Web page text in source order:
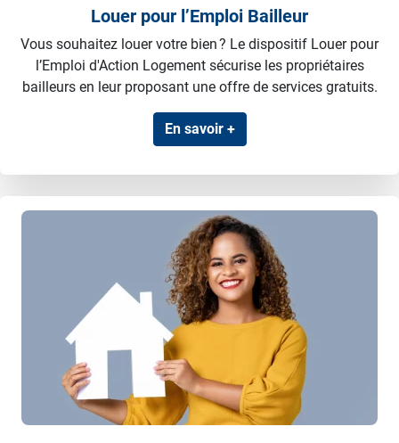
Louer pour l’Emploi Bailleur
Vous souhaitez louer votre bien ? Le dispositif Louer pour
l’Emploi d'Action Logement sécurise les propriétaires
bailleurs en leur proposant une offre de services gratuits.
En savoir +